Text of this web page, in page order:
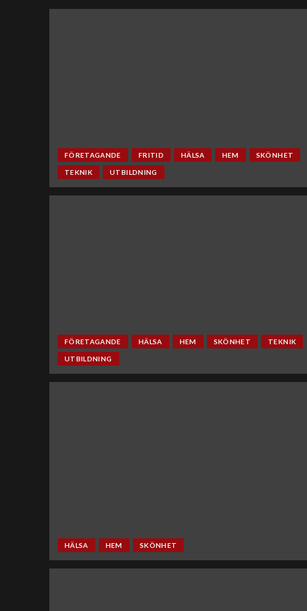
FÖRETAGANDE FRITID HÄLSA HEM SKÖNHET
TEKNIK UTBILDNING
FÖRETAGANDE HÄLSA HEM SKÖNHET TEKNIK
UTBILDNING
HÄLSA HEM SKÖNHET